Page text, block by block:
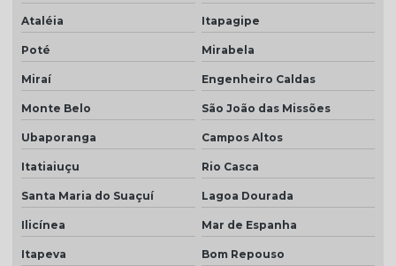
Ataléia Itapagipe
Poté Mirabela
Miraí Engenheiro Caldas
Monte Belo São João das Missões
Ubaporanga Campos Altos
Itatiaiuçu Rio Casca
Santa Maria do Suaçuí Lagoa Dourada
Ilicínea Mar de Espanha
Itapeva Bom Repouso